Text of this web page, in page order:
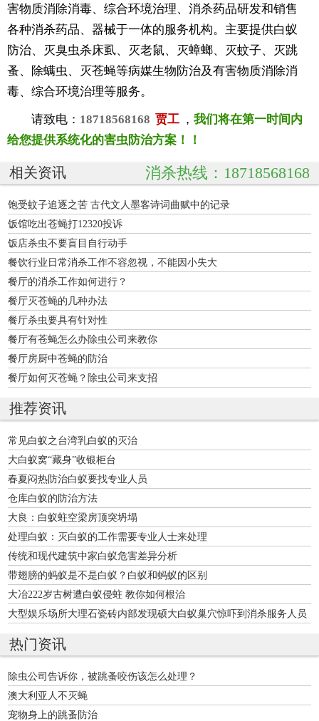
害物质消除消毒、综合环境治理、消杀药品研发和销售
各种消杀药品、器械于一体的服务机构。主要提供白蚁
防治、灭臭虫杀床虱、灭老鼠、灭蟑螂、灭蚊子、灭跳
蚤、除螨虫、灭苍蝇等病媒生物防治及有害物质消除消
毒、综合环境治理等服务。
请致电： 18718568168 贾工 ， 我们将在第一时间内
给您提供系统化的害虫防治方案！！
相关资讯 消杀热线：18718568168
饱受蚊子追逐之苦 古代文人墨客诗词曲赋中的记录
饭馆吃出苍蝇打12320投诉
饭店杀虫不要盲目自行动手
餐饮行业日常消杀工作不容忽视，不能因小失大
餐厅的消杀工作如何进行？
餐厅灭苍蝇的几种办法
餐厅杀虫要具有针对性
餐厅有苍蝇怎么办除虫公司来教你
餐厅房厨中苍蝇的防治
餐厅如何灭苍蝇？除虫公司来支招
推荐资讯
常见白蚁之台湾乳白蚁的灭治
大白蚁窝“藏身”收银柜台
春夏闷热防治白蚁要找专业人员
仓库白蚁的防治方法
大良：白蚁蛀空梁房顶突坍塌
处理白蚁：灭白蚁的工作需要专业人士来处理
传统和现代建筑中家白蚁危害差异分析
带翅膀的蚂蚁是不是白蚁？白蚁和蚂蚁的区别
大冶222岁古树遭白蚁侵蛀 教你如何根治
大型娱乐场所大理石瓷砖内部发现硕大白蚁巢穴惊吓到消杀服务人员
热门资讯
除虫公司告诉你，被跳蚤咬伤该怎么处理？
澳大利亚人不灭蝇
宠物身上的跳蚤防治